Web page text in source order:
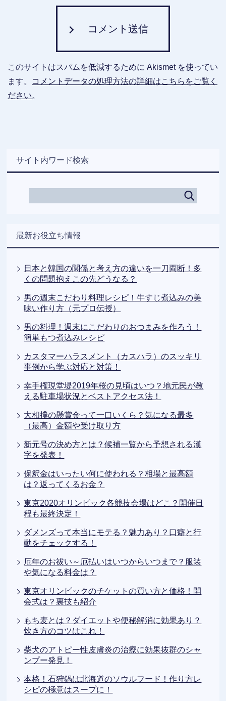
コメント送信
このサイトはスパムを低減するために Akismet を使ってい
ます。
コメントデータの処理方法の詳細はこちらをご覧く
ださい。
サイト内ワード検索
最新お役立ち情報
日本と韓国の関係と考え方の違いを一刀両断！多
くの問題抱えこの先どうなる？
男の週末こだわり料理レシピ！牛すじ煮込みの美
味い作り方（元プロ伝授）
男の料理！週末にこだわりのおつまみを作ろう！
簡単もつ煮込みレシピ
カスタマーハラスメント（カスハラ）のスッキリ
事例から学ぶ対応と対策！
幸手権現堂堤2019年桜の見頃はいつ？地元民が教
える駐車場状況とベストアクセス法！
大相撲の懸賞金って一口いくら？気になる最多
（最高）金額や受け取り方
新元号の決め方とは？候補一覧から予想される漢
字を発表！
保釈金はいったい何に使われる？相場と最高額
は？返ってくるお金？
東京2020オリンピック各競技会場はどこ？開催日
程も最終決定！
ダメンズって本当にモテる？魅力あり？口癖と行
動をチェックする！
厄年のお祓い～厄払いはいつからいつまで？服装
や気になる料金は？
東京オリンピックのチケットの買い方と価格！開
会式は？裏技も紹介
もち麦とは？ダイエットや便秘解消に効果あり？
炊き方のコツはこれ！
柴犬のアトピー性皮膚炎の治療に効果抜群のシャ
ンプー発見！
本格！石狩鍋は北海道のソウルフード！作り方レ
シピの極意はスープに！